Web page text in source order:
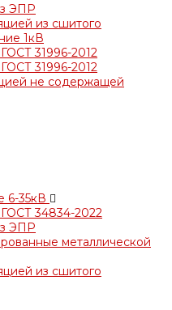
ЭПР
из сшитого
1кВ
31996-2012
31996-2012
не содержащей
6-35кВ
34834-2022
ЭПР
металлической
из сшитого